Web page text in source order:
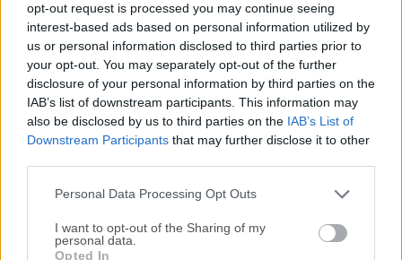
opt-out request is processed you may continue seeing
interest-based ads based on personal information utilized by
us or personal information disclosed to third parties prior to
your opt-out. You may separately opt-out of the further
disclosure of your personal information by third parties on the
IAB’s list of downstream participants. This information may
also be disclosed by us to third parties on the IAB’s List of
Downstream Participants that may further disclose it to other
Personal Data Processing Opt Outs
I want to opt-out of the Sharing of my
personal data.
Opted In
sitio web son completamente libres de virus y están
disponibles para su descarga sin costo alguno.
Nos encantaría saber de ti
Si tienes alguna pregunta o idea que desees compartir